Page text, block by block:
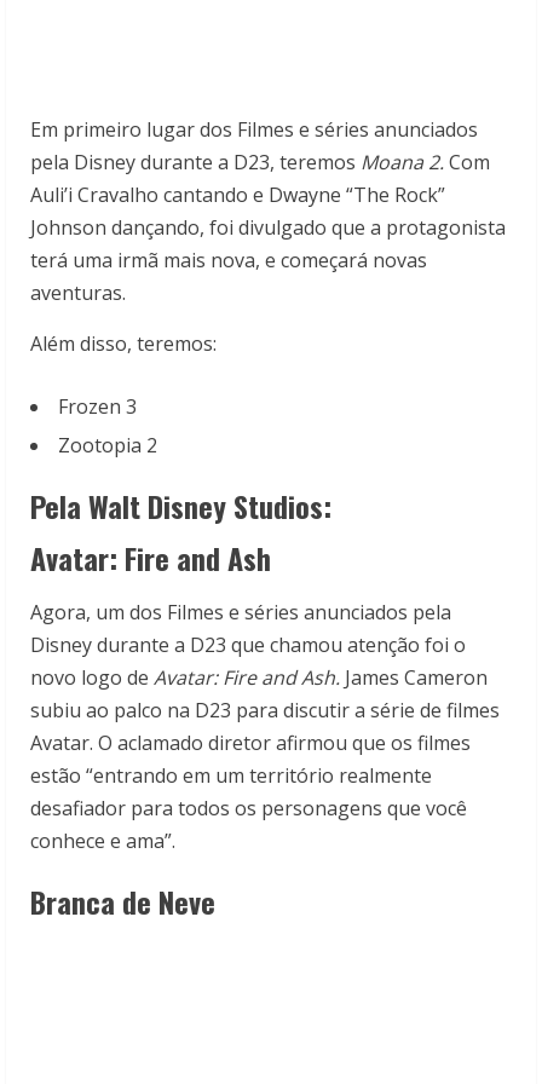
Em primeiro lugar dos Filmes e séries anunciados
pela Disney durante a D23, teremos Moana 2.Com
Auli’i Cravalho cantando e Dwayne “The Rock”
Johnson dançando, foi divulgado que a protagonista
terá uma irmã mais nova, e começará novas
aventuras.
Além disso, teremos:
Frozen 3
Zootopia 2
Pela Walt Disney Studios:
Avatar: Fire and Ash
Agora, um dos Filmes e séries anunciados pela
Disney durante a D23 que chamou atenção foi o
novo logo de Avatar: Fire and Ash. James Cameron
subiu ao palco na D23 para discutir a série de filmes
Avatar. O aclamado diretor afirmou que os filmes
estão “entrando em um território realmente
desafiador para todos os personagens que você
conhece e ama”.
Branca de Neve